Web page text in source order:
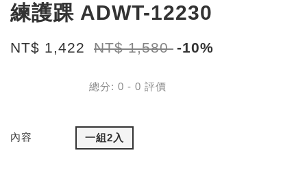
練護踝 ADWT-12230
NT$ 1,422 NT$ 1,580 -10%
總分: 0 - 0 評價
內容 一組2入